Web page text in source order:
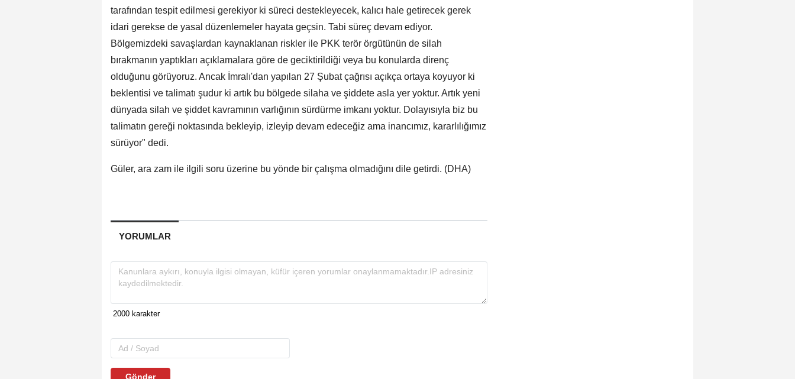
tarafından tespit edilmesi gerekiyor ki süreci destekleyecek, kalıcı hale getirecek gerek
idari gerekse de yasal düzenlemeler hayata geçsin. Tabi süreç devam ediyor.
Bölgemizdeki savaşlardan kaynaklanan riskler ile PKK terör örgütünün de silah
bırakmanın yaptıkları açıklamalara göre de geciktirildiği veya bu konularda direnç
olduğunu görüyoruz. Ancak İmralı'dan yapılan 27 Şubat çağrısı açıkça ortaya koyuyor ki
beklentisi ve talimatı şudur ki artık bu bölgede silaha ve şiddete asla yer yoktur. Artık yeni
dünyada silah ve şiddet kavramının varlığının sürdürme imkanı yoktur. Dolayısıyla biz bu
talimatın gereği noktasında bekleyip, izleyip devam edeceğiz ama inancımız, kararlılığımız
sürüyor" dedi.
Güler, ara zam ile ilgili soru üzerine bu yönde bir çalışma olmadığını dile getirdi. (DHA)
YORUMLAR
Gönder